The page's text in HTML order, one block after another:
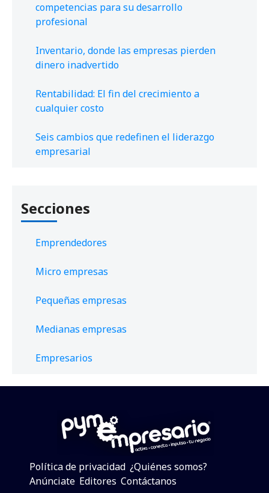
competencias para su desarrollo
profesional
Inventario, donde las empresas pierden
dinero inadvertido
Rentabilidad: El fin del crecimiento a
cualquier costo
Seis cambios que redefinen el liderazgo
empresarial
Secciones
Emprendedores
Micro empresas
Pequeñas empresas
Medianas empresas
Empresarios
Política de privacidad ¿Quiénes somos?
Anúnciate Editores Contáctanos